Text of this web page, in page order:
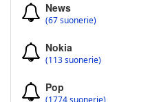
News
(67 suonerie)
Nokia
(113 suonerie)
Pop
(1774 suonerie)